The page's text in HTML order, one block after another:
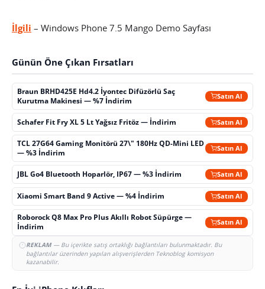
İlgili – Windows Phone 7.5 Mango Demo Sayfası
Günün Öne Çıkan Fırsatları
Braun BRHD425E Hd4.2 İyontec Difüzörlü Saç
Kurutma Makinesi — %7 İndirim
Satın Al
Schafer Fit Fry XL 5 Lt Yağsız Fritöz — İndirim Satın Al
TCL 27G64 Gaming Monitörü 27\" 180Hz QD-Mini LED
— %3 İndirim
Satın Al
JBL Go4 Bluetooth Hoparlör, IP67 — %3 İndirim Satın Al
Xiaomi Smart Band 9 Active — %4 İndirim Satın Al
Roborock Q8 Max Pro Plus Akıllı Robot Süpürge —
İndirim
Satın Al
REKLAM— Bu içerikte satış ortaklığı bağlantıları bulunmaktadır. Bu
bağlantılar üzerinden yapılan alışverişlerden Teknoblog komisyon
kazanabilir.